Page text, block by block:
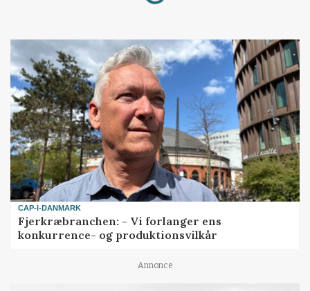
CAP-I-DANMARK
Fjerkræbranchen: - Vi forlanger ens
konkurrence- og produktionsvilkår
Annonce